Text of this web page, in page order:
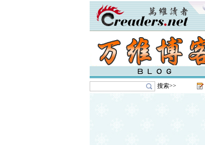
搜索>>